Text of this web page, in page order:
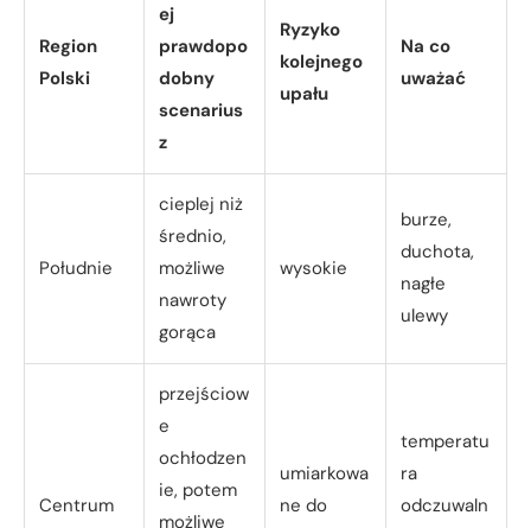
Region
Polski
ej
prawdopo
dobny
scenarius
z
Ryzyko
kolejnego
upału
Na co
uważać
Południe
cieplej niż
średnio,
możliwe
nawroty
gorąca
wysokie
burze,
duchota,
nagłe
ulewy
Centrum
przejściow
e
ochłodzen
ie, potem
możliwe
umiarkowa
ne do
temperatu
ra
odczuwaln